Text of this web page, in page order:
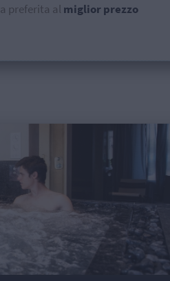
preferita al miglior prezzo